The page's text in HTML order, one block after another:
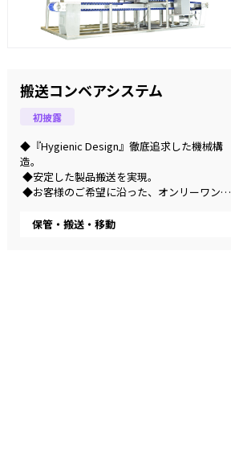
搬送コンベアシステム
初披露
◆『Hygienic Design』徹底追求した機械構
造。
◆安定した製品搬送を実現。
◆お客様のご希望に沿った、オンリーワンの
保管・搬送・移動